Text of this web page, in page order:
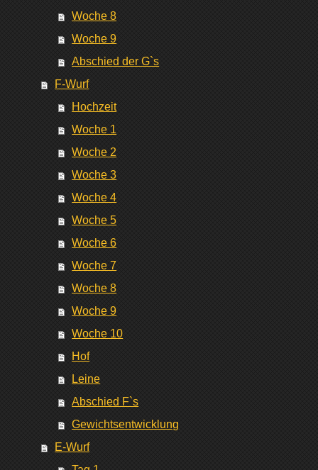
Woche 8
Woche 9
Abschied der G`s
F-Wurf
Hochzeit
Woche 1
Woche 2
Woche 3
Woche 4
Woche 5
Woche 6
Woche 7
Woche 8
Woche 9
Woche 10
Hof
Leine
Abschied F`s
Gewichtsentwicklung
E-Wurf